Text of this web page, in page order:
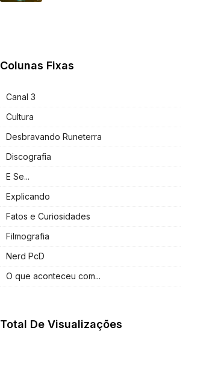
Colunas Fixas
Canal 3
Cultura
Desbravando Runeterra
Discografia
E Se...
Explicando
Fatos e Curiosidades
Filmografia
Nerd PcD
O que aconteceu com...
Total De Visualizações